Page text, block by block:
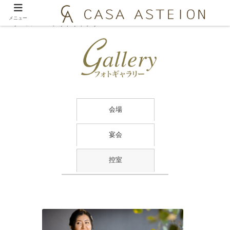
フォトギャラリー
会場
宴会
控室
メニュー